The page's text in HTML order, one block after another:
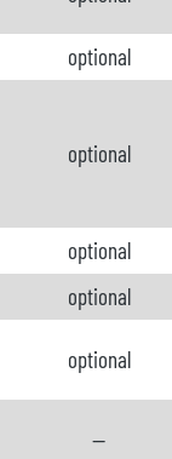
optional
optional
optional
optional
optional
--